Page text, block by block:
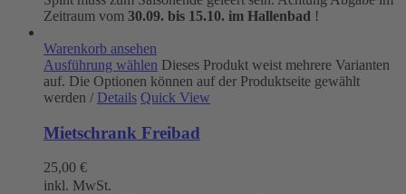
Zeitraum vom 30.09. bis 15.10. im Hallenbad !
Warenkorb ansehen
Ausführung wählen Dieses Produkt weist mehrere Varianten
auf. Die Optionen können auf der Produktseite gewählt
werden / Details Quick View
Mietschrank Freibad
25,00 €
inkl. MwSt.